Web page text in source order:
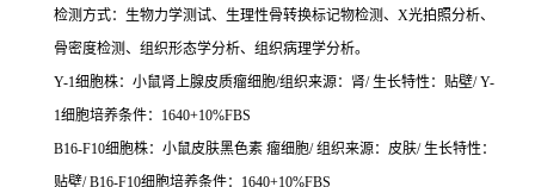
检测方式：生物力学测试、生理性骨转换标记物检测、X光拍照分析、
骨密度检测、组织形态学分析、组织病理学分析。
Y-1细胞株：小鼠肾上腺皮质瘤细胞/组织来源：肾/ 生长特性：贴壁/ Y-
1细胞培养条件：1640+10%FBS
B16-F10细胞株：小鼠皮肤黑色素 瘤细胞/ 组织来源：皮肤/ 生长特性：
贴壁/ B16-F10细胞培养条件：1640+10%FBS